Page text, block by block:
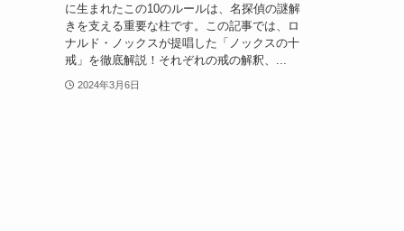
に生まれたこの10のルールは、名探偵の謎解
きを支える重要な柱です。この記事では、ロ
ナルド・ノックスが提唱した「ノックスの十
戒」を徹底解説！それぞれの戒の解釈、...
2024年3月6日